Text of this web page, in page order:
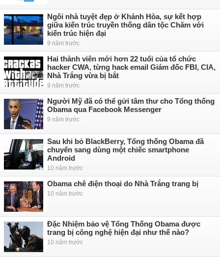
Ngôi nhà tuyệt đẹp ở Khánh Hòa, sự kết hợp
giữa kiến trúc truyền thống dân tộc Chăm với
kiến trúc hiện đại
9 năm trước
Hai thành viên mới hơn 22 tuổi của tổ chức
hacker CWA, từng hack email Giám đốc FBI, CIA,
Nhà Trắng vừa bị bắt
9 năm trước
Người Mỹ đã có thể gửi tâm thư cho Tổng thống
Obama qua Facebook Messenger
9 năm trước
Sau khi bỏ BlackBerry, Tổng thống Obama đã
chuyển sang dùng một chiếc smartphone
Android
10 năm trước
Obama chê điện thoại do Nhà Trắng trang bị
10 năm trước
Đặc Nhiệm bảo vệ Tổng Thống Obama được
trang bị công nghệ hiện đại như thế nào?
10 năm trước